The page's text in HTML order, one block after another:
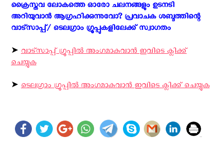
ക്രൈസ്തവ ലോകത്തെ ഓരോ ചലനങ്ങളും ഉടനടി
അറിയുവാന്‍ ആഗ്രഹിക്കുന്നുവോ? പ്രവാചക ശബ്ദത്തിന്റെ
വാട്സാപ്പ്/ ടെലഗ്രാം ഗ്രൂപ്പുകളിലേക്ക് സ്വാഗതം ‍
➤ വാട്സാപ്പ് ഗ്രൂപ്പിൽ അംഗമാകുവാൻ ഇവിടെ ക്ലിക്ക്
ചെയ്യുക
➤ ടെലഗ്രാം ഗ്രൂപ്പിൽ അംഗമാകുവാൻ ഇവിടെ ക്ലിക്ക് ചെയ്യുക